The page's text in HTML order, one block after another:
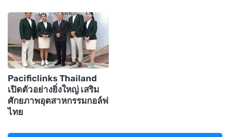
Pacificlinks Thailand
เปิดตัวอย่างยิ่งใหญ่ เสริม
ศักยภาพอุตสาหกรรมกอล์ฟ
ไทย